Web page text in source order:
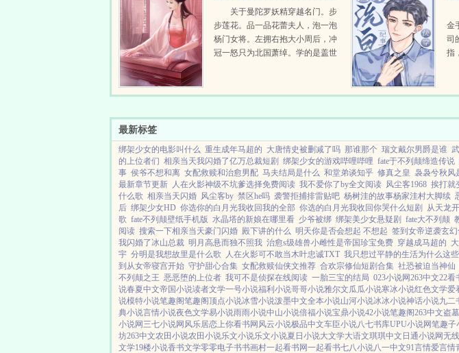
关于曼陀罗妖精穿越名门。步
步莲花。品一品花蕾夫人，泡一泡
杨门女将。左拥右抱大小周后，冲
冠一怒只为北国萧绰。学的是盖世
金
司
指
救
最新标签
绑架少女的电影叫什么 重生成年马超的 大唐情史被删减了吗 那谁那个 瑞文戴尔男爵是谁
的上位者们 相亲当天我闪婚了亿万总裁短剧 绑架少女的游戏哔哩哔哩 fate于不列颠缔造传说
事 侯爷不想和离 女配救赎和治愈男配 马夫结局是什么 和堂弟谈知乎 修真之皇 袅袅兮秋风
最新章节更新 人在火影神级不坑爹选择免费阅读 我不爱你了by全文阅读 风尘客1968 挨打就
什么歌 相亲当天闪婚 风尘客by 禁区he吗 袭警拒捕排雷贴吧 杨树洼的故事杨家洼村大脚续
后 绑架少女HD 你选你的白月光我收回我的全部 你选的白月光我收回你哭什么短剧 从天龙
歌 fate不列颠壁纸手机版 水晶塔的新娘在哪里看 少爷被绑 绑架美少女悬疑剧 fate大不列颠
阅读 搜索一下相亲当天豪门闪婚 殿下讲的什么 明天你是否会想起 不想起 签到女帝逆袭玄
我闪婚了冰山总裁 明月高悬而独不照我 治愈s级雄兽小雌性是帝国珍宝免费 穿越成马超的
宇 分明是我想故里是什么歌 人在火影可不敢当木叶忠诚TXT 我只想过平静的生活为什么这
到从女帝寝宫开始 守护甜心合集 女配救赎仙侠文推荐 合欢宗修仙短剧合集 社恐被迫当神仙
不列颠之王 恶恶堕的上位者 我可不是侦探在线阅读 一胎三宝的结局 023小说网263中文22看
说春夏中文帝国小说读者文学一号小说福利小说哥哥小说雅尔文瓜瓜小说寒冰小说红色文学爱
说模特小说笔趣阁笔趣阁顶点小说冰雪小说泼墨中文全本小说山河小说冰冰小说神话小说九二
典小说言情小说夜色文学易小说雨雨小说中山小说倍福小说宝鼎小说42小说笔趣阁263中文盗
小说网 三七小说网 风乐居恋上你看书网 风云小说极品中文车臣小说八七书库UPU小说网笔趣子
坊263中文农田小说农田小说乐文小说乐文小说夏日小说大文学大语文琪琪中文 日通小说网无
文学19楼小说香书文学零零电子书书画村一起看书网一起看书七八小说八一中文91言情爱言情